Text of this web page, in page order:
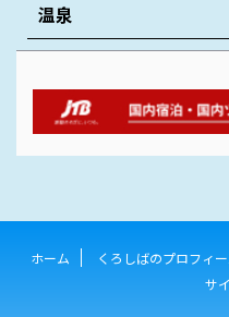
温泉
ホーム くろしばのプロフィ
サ